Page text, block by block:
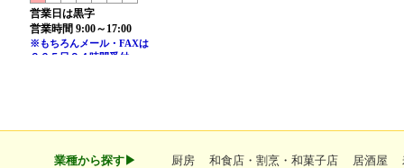
業種から探す▶ 厨房 和食店・割烹・和菓子店 居酒屋